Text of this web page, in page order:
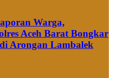
Warga,
Aceh Barat Bongkar
Arongan Lambalek